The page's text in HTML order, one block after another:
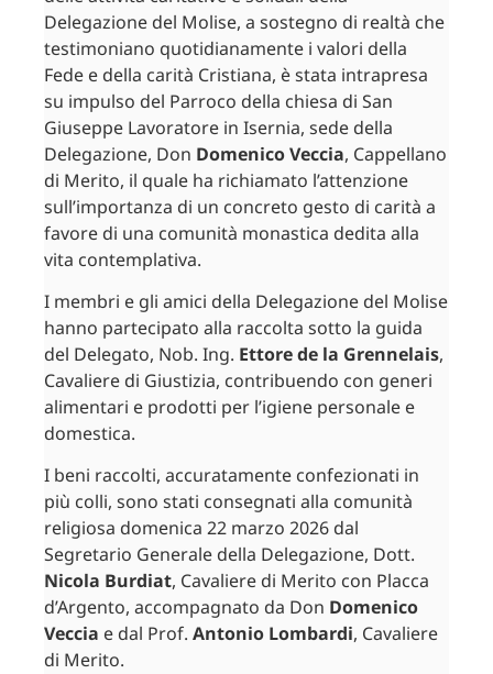
Delegazione del Molise, a sostegno di realtà che
testimoniano quotidianamente i valori della
Fede e della carità Cristiana, è stata intrapresa
su impulso del Parroco della chiesa di San
Giuseppe Lavoratore in Isernia, sede della
Delegazione, Don Domenico Veccia, Cappellano
di Merito, il quale ha richiamato l’attenzione
sull’importanza di un concreto gesto di carità a
favore di una comunità monastica dedita alla
vita contemplativa.
I membri e gli amici della Delegazione del Molise
hanno partecipato alla raccolta sotto la guida
del Delegato, Nob. Ing. Ettore de la Grennelais,
Cavaliere di Giustizia, contribuendo con generi
alimentari e prodotti per l’igiene personale e
domestica.
I beni raccolti, accuratamente confezionati in
più colli, sono stati consegnati alla comunità
religiosa domenica 22 marzo 2026 dal
Segretario Generale della Delegazione, Dott.
Nicola Burdiat, Cavaliere di Merito con Placca
d’Argento, accompagnato da Don Domenico
Veccia e dal Prof. Antonio Lombardi, Cavaliere
di Merito.